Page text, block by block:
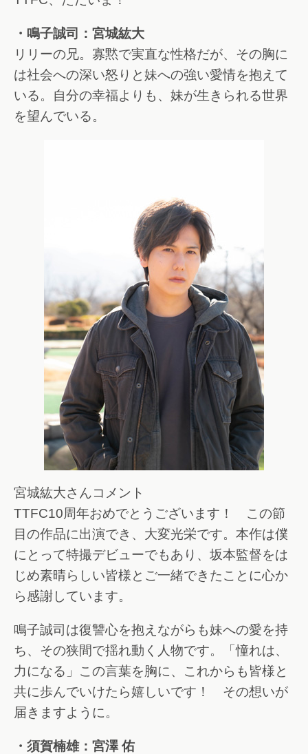
・鳴子誠司：宮城紘大
リリーの兄。寡黙で実直な性格だが、その胸に
は社会への深い怒りと妹への強い愛情を抱えて
いる。自分の幸福よりも、妹が生きられる世界
を望んでいる。
宮城紘大さんコメント
TTFC10周年おめでとうございます！ この節
目の作品に出演でき、大変光栄です。本作は僕
にとって特撮デビューでもあり、坂本監督をは
じめ素晴らしい皆様とご一緒できたことに心か
ら感謝しています。
鳴子誠司は復讐心を抱えながらも妹への愛を持
ち、その狭間で揺れ動く人物です。「憧れは、
力になる」この言葉を胸に、これからも皆様と
共に歩んでいけたら嬉しいです！ その想いが
届きますように。
・須賀楠雄：宮澤 佑